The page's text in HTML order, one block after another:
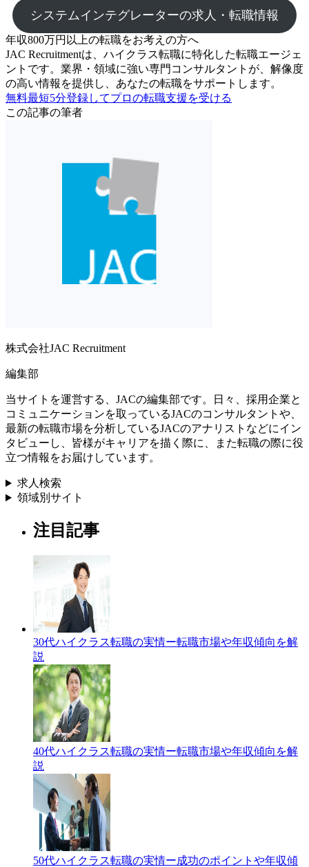
システムインテグレーターの求人・転職情報
年収800万円以上の転職をお考えの方へ
JAC Recruitmentは、ハイクラス転職に特化した転職エージェ
ントです。 業界・領域に強い専門コンサルタントが、解像度
の高い情報を提供し、あなたの転職をサポートします。
無料最短5分登録してプロの転職支援を受ける
この記事の筆者
株式会社JAC Recruitment
編集部
当サイトを運営する、JACの編集部です。日々、採用企業と
コミュニケーションを取っているJACのコンサルタントや、
最新の転職市場を分析しているJACのアナリストなどにイン
タビューし、皆様がキャリアを描く際に、また転職の際に役
立つ情報をお届けしています。
求人検索
領域別サイト
注目記事
30代ハイクラス転職の実情ー転職市場や年収傾向を解
説
40代ハイクラス転職の実情ー転職市場や年収傾向を解
説
50代ハイクラス転職の実情ー成功のポイントや年収傾